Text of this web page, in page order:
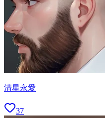
清星永愛
37